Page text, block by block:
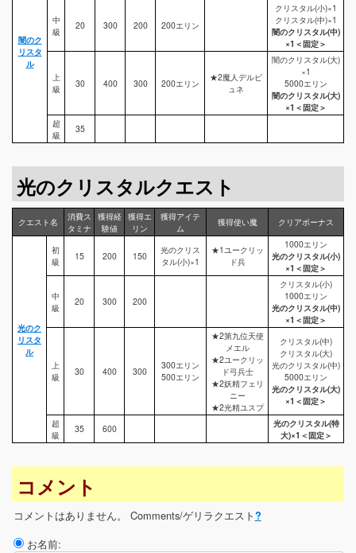
闇のク
リスタ
ル
中
級
20 300 200 200エリン
クリスタル(小)×1
クリスタル(中)×1
闇のクリスタル(中)
×1＜固定＞
上
級
30 400 300 200エリン
★2魔人デルピ
ュネ
闇のクリスタル(大)
×1
5000エリン
闇のクリスタル(大)
×1＜固定＞
超
級
35
光のクリスタルクエスト
クエスト名
消費ス
タミナ
獲得経
験値
獲得エ
リン
獲得アイテ
ム
獲得使い魔 クリアボーナス
光のク
リスタ
ル
初
級
15 200 150
光のクリス
タル(小)×1
★1ユークリッ
ド兵
1000エリン
光のクリスタル(小)
×1＜固定＞
中
級
20 300 200
クリスタル(小)
1000エリン
光のクリスタル(中)
×1＜固定＞
上
級
30 400 300
300エリン
500エリン
★2第九位天使
メエル
★2ユークリッ
ド弓兵士
★2妖精フェリ
ニー
★2光精ユスプ
クリスタル(中)
クリスタル(大)
光のクリスタル(中)
5000エリン
光のクリスタル(大)
×1＜固定＞
超
級
35 600
光のクリスタル(特
大)×1＜固定＞
コメント
コメントはありません。 Comments/ゲリラクエスト?
お名前: